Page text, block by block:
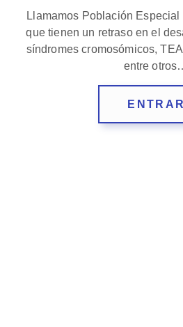
Llamamos Población
que tienen un retraso en el
síndromes cromosómicos,
entre
ENTRAR